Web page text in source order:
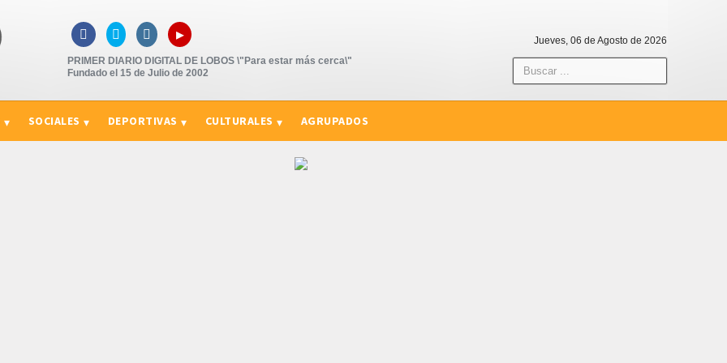
   ▸
PRIMER DIARIO DIGITAL DE LOBOS \"Para estar más cerca\"
Fundado el 15 de Julio de 2002
Jueves, 06 de Agosto de 2026
SOCIALES DEPORTIVAS CULTURALES AGRUPADOS